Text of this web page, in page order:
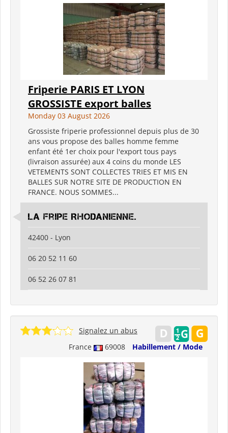
Friperie PARIS ET LYON
GROSSISTE export balles
Monday 03 August 2026
Grossiste friperie professionnel depuis plus de 30
ans vous propose des balles homme femme
enfant été 1er choix pour l'export tous pays
(livraison assurée) aux 4 coins du monde LES
VETEMENTS SONT COLLECTES TRIES ET MIS EN
BALLES SUR NOTRE SITE DE PRODUCTION EN
FRANCE. NOUS SOMMES...
La Fripe Rhodanienne.
42400 - Lyon
06 20 52 11 60
06 52 26 07 81
France 69008 Habillement / Mode
Signalez un abus